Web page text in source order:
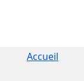
Fil
Accueil